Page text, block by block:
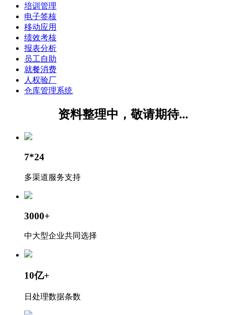
培训管理
电子签核
移动应用
绩效考核
报表分析
员工自助
就餐消费
人权验厂
仓库管理系统
资料整理中，敬请期待...
7*24
多渠道服务支持
3000+
中大型企业共同选择
10亿+
日处理数据条数